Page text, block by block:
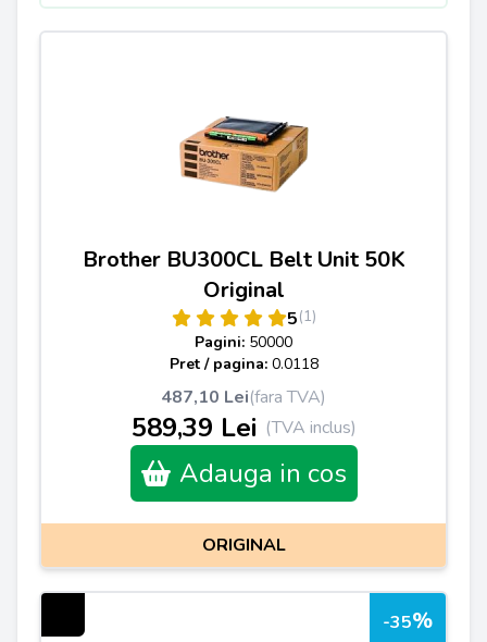
Brother BU300CL Belt Unit 50K
Original
5(1)
Pagini: 50000
Pret / pagina: 0.0118
487,10 Lei(fara TVA)
589,39 Lei (TVA inclus)
Adauga in cos
ORIGINAL
-35%